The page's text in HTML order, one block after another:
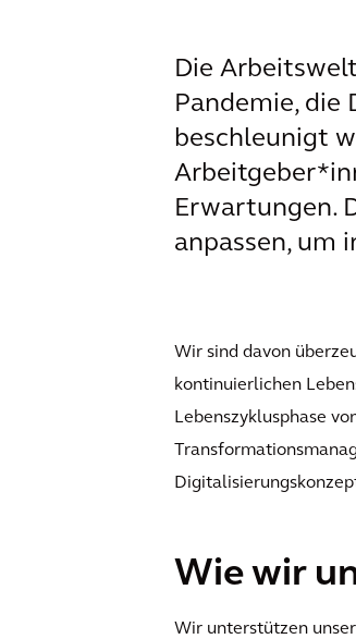
Die
Pandemie,
beschleunigt
Erwartungen.
anpassen, um
Wir sind davon
kontinuierlichen
Lebenszyklusphase
Wie wir
Wir unterstützen